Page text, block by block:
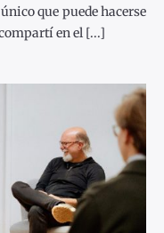
que puede hacerse
en el [...]